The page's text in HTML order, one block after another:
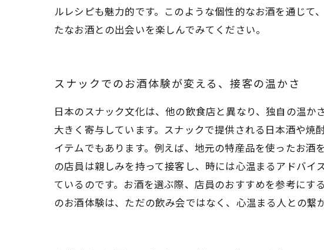
ルレシピも魅力的です。このような個性的なお酒を通じ
たなお酒との出会いを楽しんでみてください。
スナックでのお酒体験が変える、接客の温かさ
日本のスナック文化は、他の飲食店と異なり、独自の温
大きく寄与しています。スナックで提供される日本酒や
イテムでもあります。例えば、地元の特産品を使ったお酒
の店員は親しみを持って接客し、時には心温まるアドバ
ているのです。お酒を選ぶ際、店員のおすすめを参考にす
のお酒体験は、ただの飲み会ではなく、心温まる人との繋